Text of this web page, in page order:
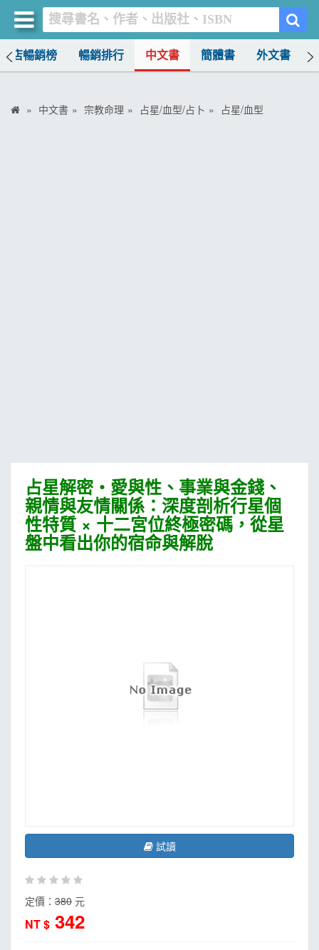
書店暢銷榜 暢銷排行 中文書 簡體書 外文書
中文書 宗教命理 占星/血型/占卜 占星/血型
占星解密‧愛與性、事業與金錢、
親情與友情關係：深度剖析行星個
性特質 × 十二宮位終極密碼，從星
盤中看出你的宿命與解脫
試讀
定價： 380 元
NT $ 342
買書網
首頁